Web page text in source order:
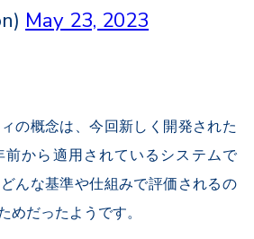
May 23, 2023
の概念は、今回新しく開発された
前から適用されているシステムで
んな基準や仕組みで評価されるの
めだったようです。